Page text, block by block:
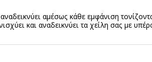
αμέσως κάθε εμφάνιση
και αναδεικνύει τα χείλη σας με